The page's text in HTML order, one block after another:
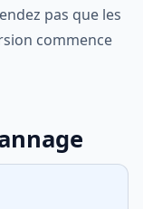
pas que les
commence